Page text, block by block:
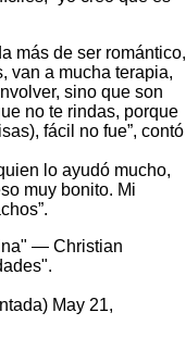
más de ser romántico,
van a mucha terapia,
sino que son
no te rindas, porque
fácil no fue”, contó
lo ayudó mucho,
muy bonito. Mi
— Christian
May 21,